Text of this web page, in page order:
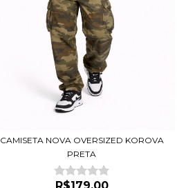
CAMISETA NOVA OVERSIZED KOROVA
PRETA